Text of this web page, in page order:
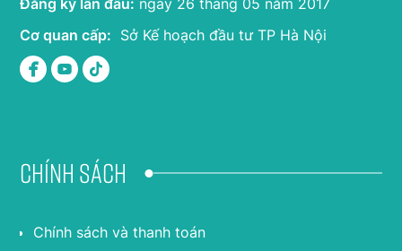
Đăng ký lần đầu: ngày 26 tháng 05 năm 2017
Cơ quan cấp: Sở Kế hoạch đầu tư TP Hà Nội
Chính sách
Chính sách và thanh toán